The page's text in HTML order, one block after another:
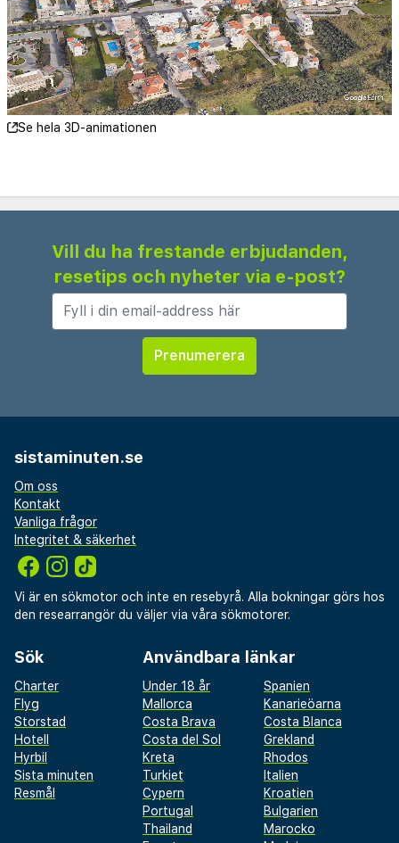
grekiska delikatesser som krämig moussaka eller
en grillad souvlaki.
Se hela 3D-animationen
Vill du ha frestande erbjudanden,
resetips och nyheter via e-post?
sistaminuten.se
Om oss
Kontakt
Vanliga frågor
Integritet & säkerhet
Vi är en sökmotor och inte en resebyrå. Alla bokningar görs hos
den researrangör du väljer via våra sökmotorer.
Sök
Charter
Flyg
Storstad
Hotell
Hyrbil
Sista minuten
Resmål
Användbara länkar
Under 18 år
Spanien
Mallorca
Kanarieöarna
Costa Brava
Costa Blanca
Costa del Sol
Grekland
Kreta
Rhodos
Turkiet
Italien
Cypern
Kroatien
Portugal
Bulgarien
Thailand
Marocko